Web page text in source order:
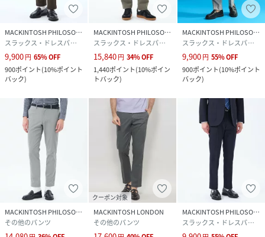
MACKINTOSH PHILOSOPHY
スラックス・ドレスパンツ
9,900円 65%OFF
900ポイント(10%ポイント
バック)
MACKINTOSH PHILOSOPHY
スラックス・ドレスパンツ
15,840円 34%OFF
1,440ポイント(10%ポイン
トバック)
MACKINTOSH PHILOSOPHY
スラックス・ドレスパンツ
9,900円 55%OFF
900ポイント(10%ポイント
バック)
MACKINTOSH PHILOSOPHY
その他のパンツ
クーポン対象
MACKINTOSH LONDON
その他のパンツ
MACKINTOSH PHILOSOPHY
スラックス・ドレスパンツ